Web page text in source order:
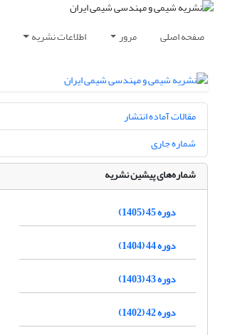
صفحه اصلی مرور اطلاعات نشریه
مقالات آماده انتشار
شماره جاری
شماره‌های پیشین نشریه
دوره 45 (1405)
دوره 44 (1404)
دوره 43 (1403)
دوره 42 (1402)